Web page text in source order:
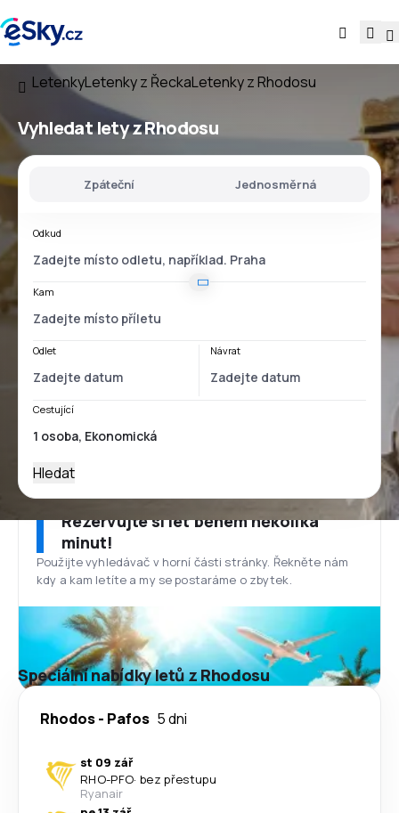
LetenkyLetenky z ŘeckaLetenky z Rhodosu
Vyhledat letyz Rhodosu
Zpáteční Jednosměrná
Odkud
Kam
Odlet Návrat
Cestující
Hledat
Rezervujte si let během několika
minut!
Použijte vyhledávač v horní části stránky. Řekněte nám
kdy a kam letíte a my se postaráme o zbytek.
Speciální nabídky letů z Rhodosu
Rhodos- Pafos 5 dni
st 09 zář
RHO-PFO· bez přestupu
Ryanair